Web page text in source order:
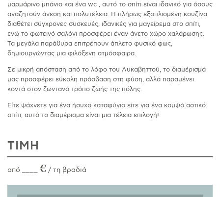
μαρμάρινο μπάνιο και ένα wc , αυτό το σπίτι είναι ιδανικό για όσους
αναζητούν άνεση και πολυτέλεια. Η πλήρως εξοπλισμένη κουζίνα
διαθέτει σύγχρονες συσκευές, ιδανικές για μαγείρεμα στο σπίτι,
ενώ το φωτεινό σαλόνι προσφέρει έναν άνετο χώρο χαλάρωσης.
Τα μεγάλα παράθυρα επιτρέπουν άπλετο φυσικό φως,
δημιουργώντας μια φιλόξενη ατμόσφαιρα.
Σε μικρή απόσταση από το λόφο του Λυκαβηττού, το διαμέρισμά
μας προσφέρει εύκολη πρόσβαση στη φύση, αλλά παραμένει
κοντά στον ζωντανό τρόπο ζωής της πόλης.
Είτε ψάχνετε για ένα ήσυχο καταφύγιο είτε για ένα κομψό αστικό
σπίτι, αυτό το διαμέρισμα είναι μια τέλεια επιλογή!
ΤΙΜΗ
από ____ € / τη βραδιά